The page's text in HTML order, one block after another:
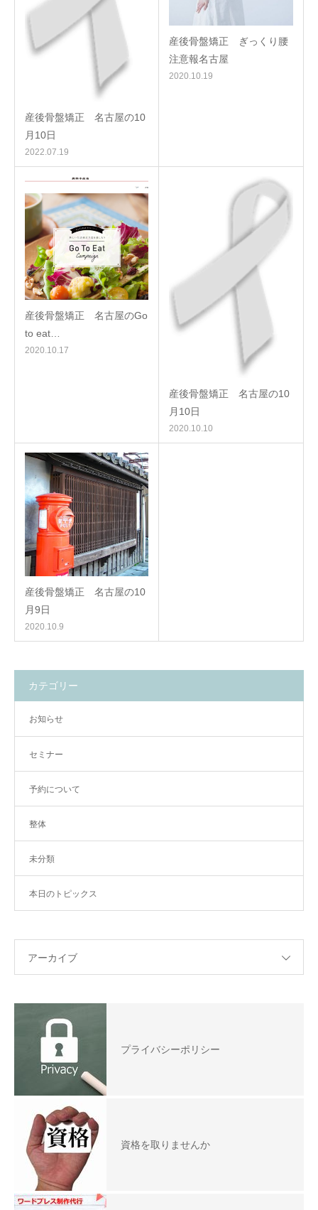
産後骨盤矯正 名古屋の10
月10日
2022.07.19
産後骨盤矯正 ぎっくり腰
注意報名古屋
2020.10.19
産後骨盤矯正 名古屋のGo
to eat…
2020.10.17
産後骨盤矯正 名古屋の10
月10日
2020.10.10
産後骨盤矯正 名古屋の10
月9日
2020.10.9
カテゴリー
お知らせ
セミナー
予約について
整体
未分類
本日のトピックス
アーカイブ
プライバシーポリシー
資格を取りませんか